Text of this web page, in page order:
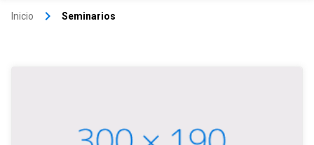
Inicio keyboard_arrow_right Seminarios